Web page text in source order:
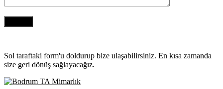
Sol taraftaki form'u doldurup bize ulaşabilirsiniz. En kısa zamanda
size geri dönüş sağlayacağız.